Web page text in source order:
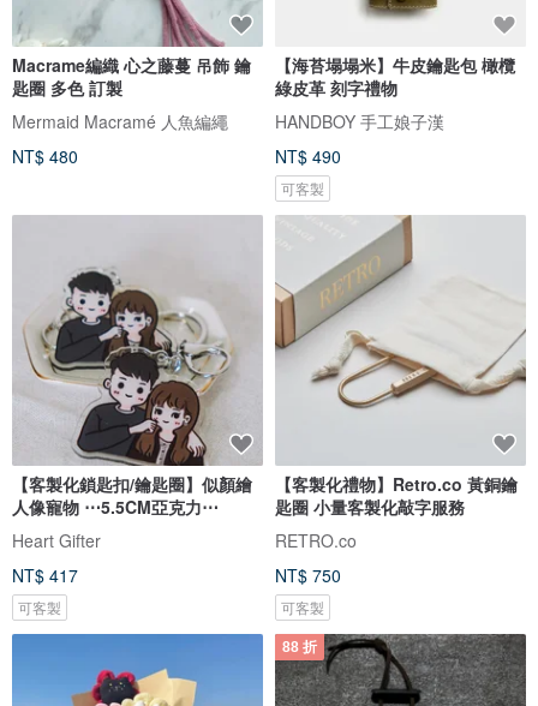
Macrame編織 心之藤蔓 吊飾 鑰
匙圈 多色 訂製
Mermaid Macramé 人魚編繩
NT$ 480
【海苔塌塌米】牛皮鑰匙包 橄欖
綠皮革 刻字禮物
HANDBOY 手工娘子漢
NT$ 490
可客製
【客製化鎖匙扣/鑰匙圈】似顏繪
人像寵物 ⋯5.5CM亞克力⋯
Heart Gifter
NT$ 417
可客製
【客製化禮物】Retro.co 黃銅鑰
匙圈 小量客製化敲字服務
RETRO.co
NT$ 750
可客製
88 折